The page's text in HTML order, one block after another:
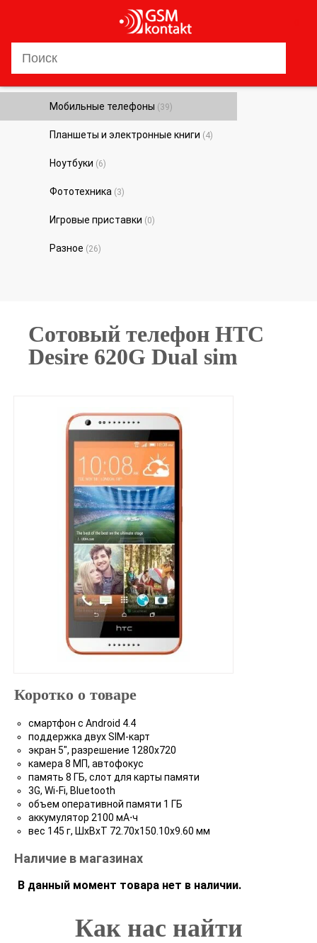
Мобильные телефоны (39)
Планшеты и электронные книги (4)
Ноутбуки (6)
Фототехника (3)
Игровые приставки (0)
Разное (26)
Сотовый телефон HTC
Desire 620G Dual sim
Коротко о товаре
смартфон с Android 4.4
поддержка двух SIM-карт
экран 5", разрешение 1280x720
камера 8 МП, автофокус
память 8 ГБ, слот для карты памяти
3G, Wi-Fi, Bluetooth
объем оперативной памяти 1 ГБ
аккумулятор 2100 мА⋅ч
вес 145 г, ШxВxТ 72.70x150.10x9.60 мм
Наличие в магазинах
В данный момент товара нет в наличии.
Как нас найти